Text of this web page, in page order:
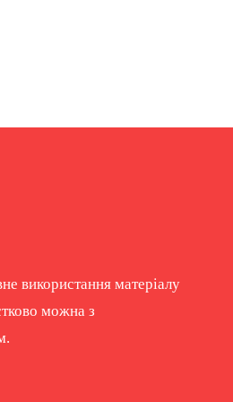
використання матеріалу
можна з